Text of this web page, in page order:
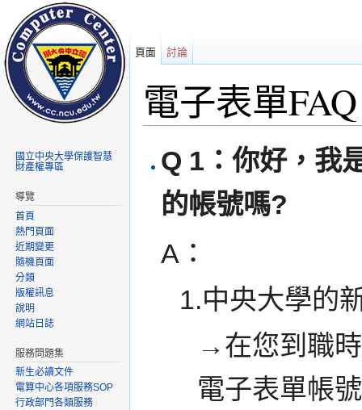
電子表單FAQ
Q 1：你好，我
的帳號嗎?
A：
1.中央大學的
→在您到職
電子表單帳
頁面 討論
國立中央大學保護智慧
財產權專區
導覽
首頁
熱門頁面
近期變更
隨機頁面
分類
版權訊息
說明
網站日誌
服務問題集
新生必讀文件
電算中心各項服務SOP
行政部門各類服務